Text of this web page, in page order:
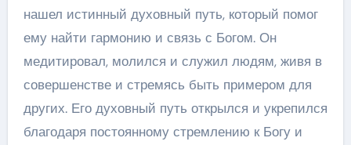
нашел истинный духовный путь, который помог
ему найти гармонию и связь с Богом. Он
медитировал, молился и служил людям, живя в
совершенстве и стремясь быть примером для
других. Его духовный путь открылся и укрепился
благодаря постоянному стремлению к Богу и